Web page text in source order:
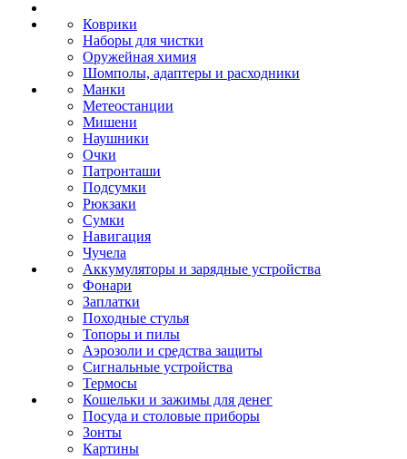
Коврики
Наборы для чистки
Оружейная химия
Шомполы, адаптеры и расходники
Манки
Метеостанции
Мишени
Наушники
Очки
Патронташи
Подсумки
Рюкзаки
Сумки
Навигация
Чучела
Аккумуляторы и зарядные устройства
Фонари
Заплатки
Походные стулья
Топоры и пилы
Аэрозоли и средства защиты
Сигнальные устройства
Термосы
Кошельки и зажимы для денег
Посуда и столовые приборы
Зонты
Картины